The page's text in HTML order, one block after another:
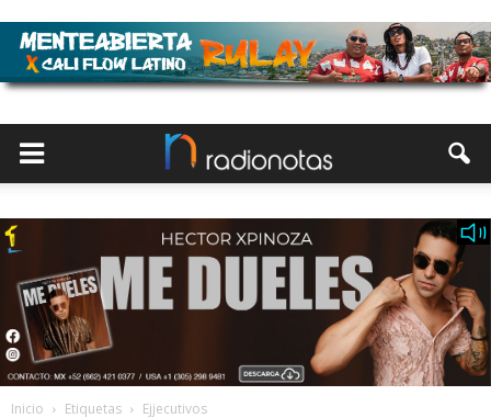
Inicio Etiquetas Ejjecutivos